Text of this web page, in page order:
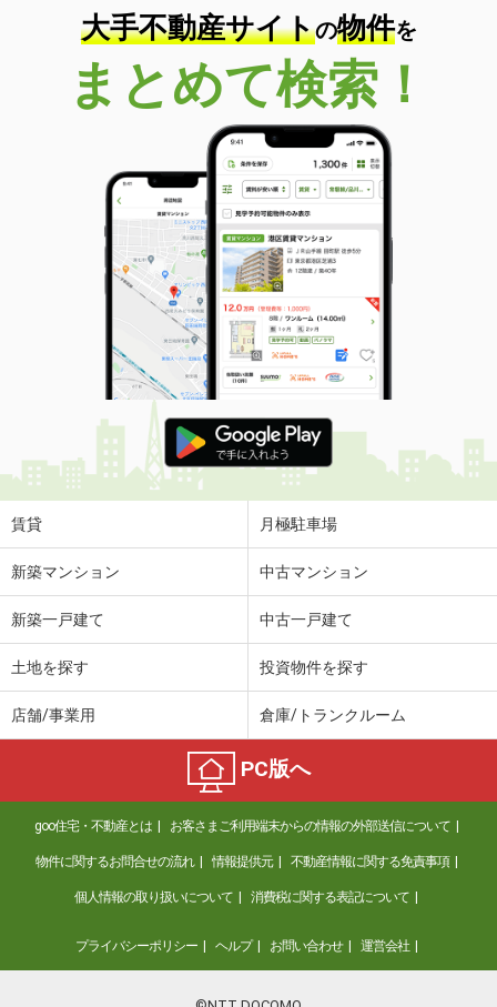
間取り
1K
宮崎県延岡市野田３
価 格
4.70万円
宮崎県延岡市野田３
46.49m²
間取り
2DK
宮崎県宮崎市高岡町飯田 ３丁目
価 格
5.20万円
住 所
宮崎県宮崎市高岡町飯田 ３丁目
専有面積 50.03m²
間取り
1LDK
宮崎県宮崎市権現町
価 格
4.70万円
住 所
宮崎県宮崎市権現町
専有面積
宮崎県宮崎市清水１丁目
4.70万円
4万円
住 所
宮崎県宮崎市源藤町南田
専有面積 20.28m²
間取り
1K
宮崎県宮崎市花ケ島町笹原
価 格
4.70万円
住 所
宮崎県宮崎市花ケ島町笹原
23.27m²
大手不動産サイトの物件を
まとめて検索！
賃貸 月極駐車場
新築マンション 中古マンション
新築一戸建て 中古一戸建て
土地を探す 投資物件を探す
店舗/事業用 倉庫/トランクルーム
PC版へ
goo住宅・不動産とは お客さまご利用端末からの情報の外部送信について
物件に関するお問合せの流れ 情報提供元 不動産情報に関する免責事項
個人情報の取り扱いについて 消費税に関する表記について
プライバシーポリシー ヘルプ お問い合わせ 運営会社